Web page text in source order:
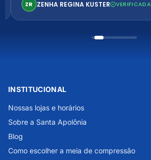
ZR ZENHA REGINA KUSTER VERIFICADA
INSTITUCIONAL
Nossas lojas e horários
Sobre a Santa Apolônia
Blog
Como escolher a meia de compressão